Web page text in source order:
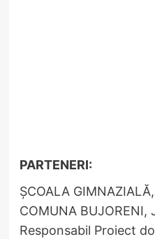
PARTENERI:
ȘCOALA
COMUNA BUJORENI,
Responsabil Proiect